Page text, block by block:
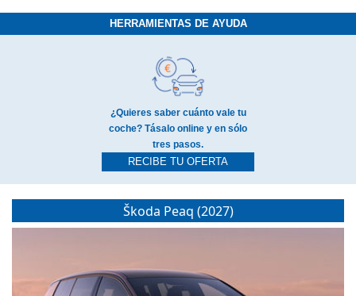
HERRAMIENTAS DE AYUDA
¿Quieres saber cuánto vale tu
coche? Tásalo online y en sólo
tres pasos.
RECIBE TU OFERTA
Škoda Peaq (2027)